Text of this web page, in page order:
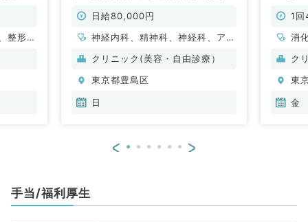
整形外
常勤）日給80,000円
神経内科、精神科、神経科、アレ
ルギー科、リウマチ科、小児科、
脳神経外科、呼吸器外科、心臓血
管外科、小児外科、皮膚科、泌尿
放射線科、リハビリテーション
クリニック(美容・自由診療）
東京都豊島区
日
勤）1
消
ク
東
金
< >
手当/福利厚生